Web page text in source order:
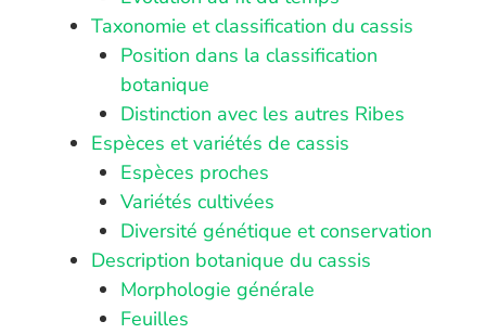
Taxonomie et classification du cassis
Position dans la classification
botanique
Distinction avec les autres Ribes
Espèces et variétés de cassis
Espèces proches
Variétés cultivées
Diversité génétique et conservation
Description botanique du cassis
Morphologie générale
Feuilles